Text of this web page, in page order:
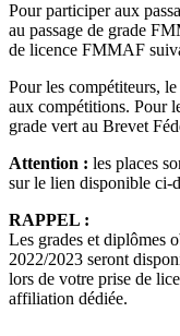
Pour participer aux
au passage de grade
de licence FMMAF
Pour les compétiteurs,
aux compétitions. Pour
grade vert au Brevet
Attention : les places
sur le lien disponible ci-
RAPPEL :
Les grades et diplômes
2022/2023 seront
lors de votre prise de
affiliation dédiée.